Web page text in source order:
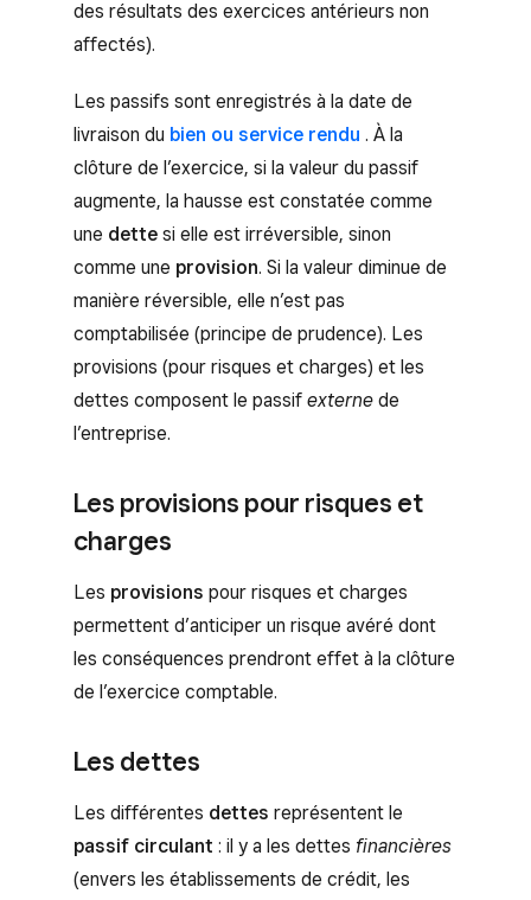
des résultats des exercices antérieurs non
affectés).
Les passifs sont enregistrés à la date de
livraison du bien ou service rendu . À la
clôture de l’exercice, si la valeur du passif
augmente, la hausse est constatée comme
une dette si elle est irréversible, sinon
comme une provision. Si la valeur diminue de
manière réversible, elle n’est pas
comptabilisée (principe de prudence). Les
provisions (pour risques et charges) et les
dettes composent le passif externe de
l’entreprise.
Les provisions pour risques et
charges
Les provisions pour risques et charges
permettent d’anticiper un risque avéré dont
les conséquences prendront effet à la clôture
de l’exercice comptable.
Les dettes
Les différentes dettes représentent le
passif circulant : il y a les dettes financières
(envers les établissements de crédit, les